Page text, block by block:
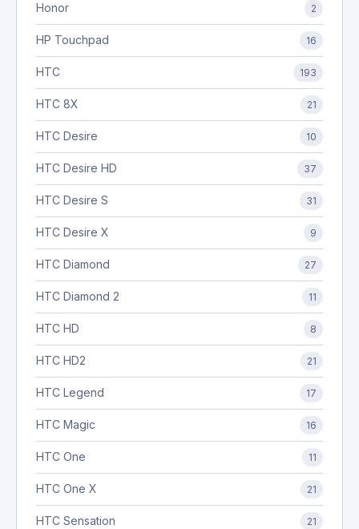
Honor 2
HP Touchpad 16
HTC 193
HTC 8X 21
HTC Desire 10
HTC Desire HD 37
HTC Desire S 31
HTC Desire X 9
HTC Diamond 27
HTC Diamond 2 11
HTC HD 8
HTC HD2 21
HTC Legend 17
HTC Magic 16
HTC One 11
HTC One X 21
HTC Sensation 21